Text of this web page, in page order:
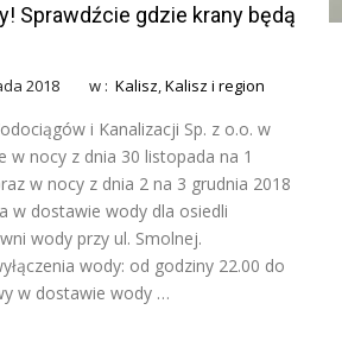
Sprawdźcie gdzie krany będą
2018 w :Kalisz,Kalisz i region
i Kanalizacji Sp. z o.o. w
w nocy z dnia 30 listopada na 1
w nocy z dnia 2 na 3 grudnia 2018
w dostawie wody dla osiedli
wody przy ul. Smolnej.
wody: od godziny 22.00 do
w dostawie wody …